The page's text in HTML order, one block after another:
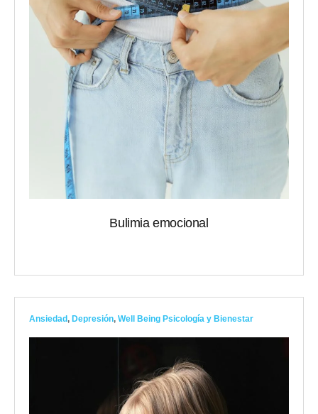
Bulimia emocional
Ansiedad, Depresión, Well Being Psicología y Bienestar